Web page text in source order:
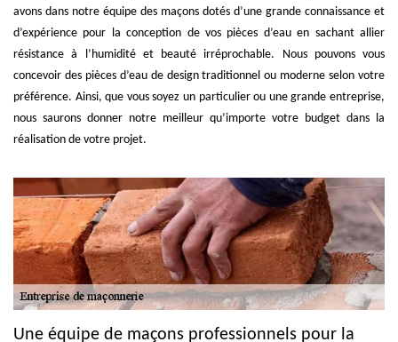
avons dans notre équipe des maçons dotés d’une grande connaissance et
d’expérience pour la conception de vos pièces d’eau en sachant allier
résistance à l’humidité et beauté irréprochable. Nous pouvons vous
concevoir des pièces d’eau de design traditionnel ou moderne selon votre
préférence. Ainsi, que vous soyez un particulier ou une grande entreprise,
nous saurons donner notre meilleur qu’importe votre budget dans la
réalisation de votre projet.
Une équipe de maçons professionnels pour la